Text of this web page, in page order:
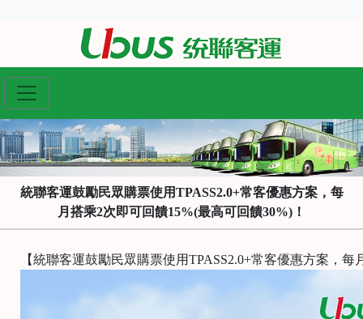
統聯客運鼓勵民眾購票使用TPASS2.0+常客優惠方案，每
月搭乘2次即可回饋15%(最高可回饋30%)！
【統聯客運鼓勵民眾購票使用TPASS2.0+常客優惠方案，